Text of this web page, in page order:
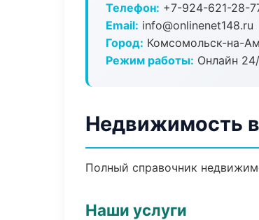
Телефон: +7-924-621-28-
Email: info@onlinenet148.ru
Город: Комсомольск-на-
Режим работы: Онлайн
Недвижимость
Полный справочник
Наши услуги